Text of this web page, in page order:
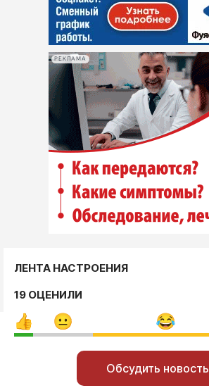
РЕКЛАМА
ЛЕНТА НАСТРОЕНИЯ
19 ОЦЕНИЛИ
Обсудить новость